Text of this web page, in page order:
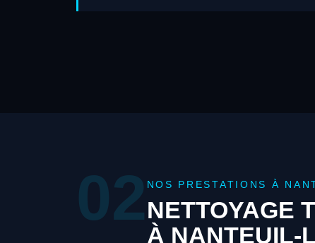
02 NOS PRESTATIONS À
NETTOYAGE
À NANTEUIL-